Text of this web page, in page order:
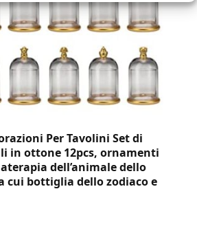
Per Tavolini Set di
in ottone 12pcs, ornamenti
dell’animale dello
cui bottiglia dello zodiaco e